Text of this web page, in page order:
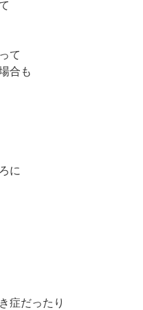
て
合も
に
症だったり